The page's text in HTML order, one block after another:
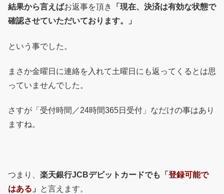
結果から言えばお返事を頂き
「現在、決済は有効な状態で
確認させていただいております。」
という事でした。
まさか金曜日に連絡を入れて土曜日にも返ってくるとは思
っていませんでした。
さすが「受付時間／24時間365日受付」なだけの事はあり
ますね。
つまり、 楽天銀行JCBデビットカードでも「 登録可能で
はある 」 と言えます。